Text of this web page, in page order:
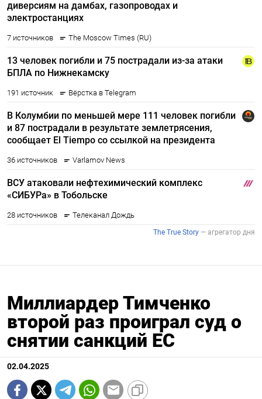
Миллиардер Тимченко
второй раз проиграл суд о
снятии санкций ЕС
02.04.2025